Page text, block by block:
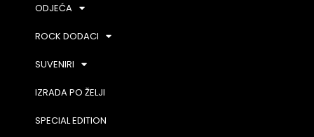
ODJEĆA
ROCK DODACI
SUVENIRI
IZRADA PO ŽELJI
SPECIAL EDITION